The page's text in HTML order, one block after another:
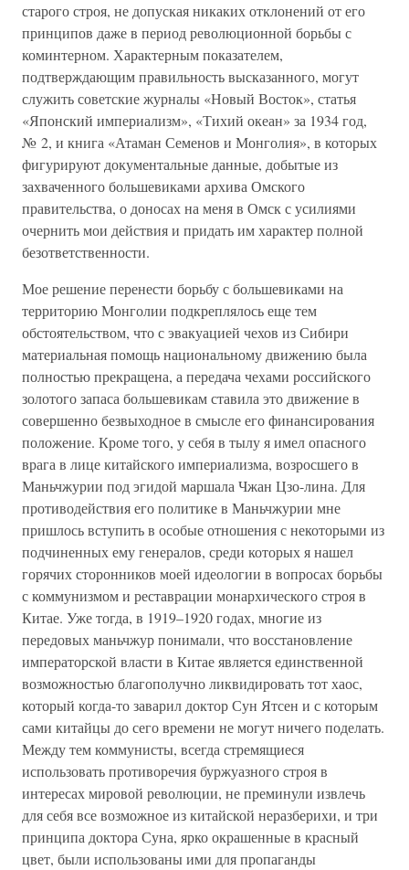
старого строя, не допуская никаких отклонений от его
принципов даже в период революционной борьбы с
коминтерном. Характерным показателем,
подтверждающим правильность высказанного, могут
служить советские журналы «Новый Восток», статья
«Японский империализм», «Тихий океан» за 1934 год,
№ 2, и книга «Атаман Семенов и Монголия», в которых
фигурируют документальные данные, добытые из
захваченного большевиками архива Омского
правительства, о доносах на меня в Омск с усилиями
очернить мои действия и придать им характер полной
безответственности.
Мое решение перенести борьбу с большевиками на
территорию Монголии подкреплялось еще тем
обстоятельством, что с эвакуацией чехов из Сибири
материальная помощь национальному движению была
полностью прекращена, а передача чехами российского
золотого запаса большевикам ставила это движение в
совершенно безвыходное в смысле его финансирования
положение. Кроме того, у себя в тылу я имел опасного
врага в лице китайского империализма, возросшего в
Маньчжурии под эгидой маршала Чжан Цзо-лина. Для
противодействия его политике в Маньчжурии мне
пришлось вступить в особые отношения с некоторыми из
подчиненных ему генералов, среди которых я нашел
горячих сторонников моей идеологии в вопросах борьбы
с коммунизмом и реставрации монархического строя в
Китае. Уже тогда, в 1919–1920 годах, многие из
передовых маньчжур понимали, что восстановление
императорской власти в Китае является единственной
возможностью благополучно ликвидировать тот хаос,
который когда-то заварил доктор Сун Ятсен и с которым
сами китайцы до сего времени не могут ничего поделать.
Между тем коммунисты, всегда стремящиеся
использовать противоречия буржуазного строя в
интересах мировой революции, не преминули извлечь
для себя все возможное из китайской неразберихи, и три
принципа доктора Суна, ярко окрашенные в красный
цвет, были использованы ими для пропаганды